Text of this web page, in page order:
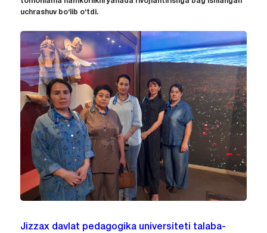
uchrashuv bo‘lib o‘tdi.
Jizzax davlat pedagogika universiteti talaba-